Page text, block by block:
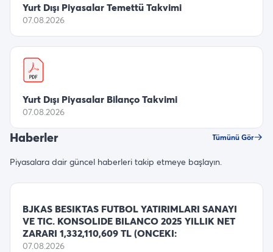
Yurt Dışı Piyasalar Temettü Takvimi
07.08.2026
Yurt Dışı Piyasalar Bilanço Takvimi
07.08.2026
Haberler Tümünü Gör
Piyasalara dair güncel haberleri takip etmeye başlayın.
BJKAS BESIKTAS FUTBOL YATIRIMLARI SANAYI
VE TIC. KONSOLIDE BILANCO 2025 YILLIK NET
ZARARI 1,332,110,609 TL (ONCEKI:
07.08.2026